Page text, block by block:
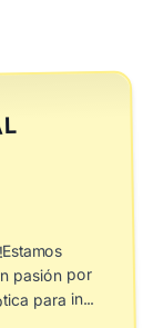
pasión por
para in...